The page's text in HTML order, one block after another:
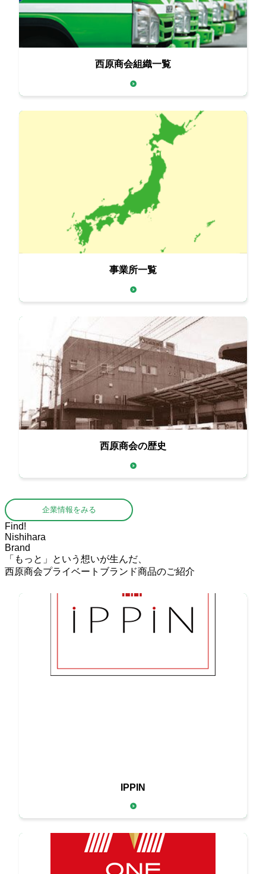
西原商会組織一覧
事業所一覧
西原商会の歴史
企業情報をみる
Find!
Nishihara
Brand
「もっと」という想いが生んだ、
西原商会プライベートブランド商品のご紹介
最高の素材と伝統の味が融合
唯一無二の高級ブランド
IPPIN